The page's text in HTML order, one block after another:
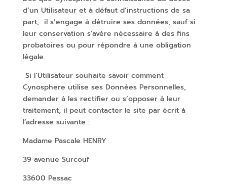
d’un Utilisateur et à défaut d’instructions de sa
part, il s’engage à détruire ses données, sauf si
leur conservation s’avère nécessaire à des fins
probatoires ou pour répondre à une obligation
légale.
Si l’Utilisateur souhaite savoir comment
Cynosphere utilise ses Données Personnelles,
demander à les rectifier ou s’opposer à leur
traitement, il peut contacter le site par écrit à
l’adresse suivante :
Madame Pascale HENRY
39 avenue Surcouf
33600 Pessac